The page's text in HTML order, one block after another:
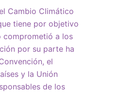
Cambio Climático
tiene por objetivo
comprometió a los
por su parte ha
el
y la Unión
de los